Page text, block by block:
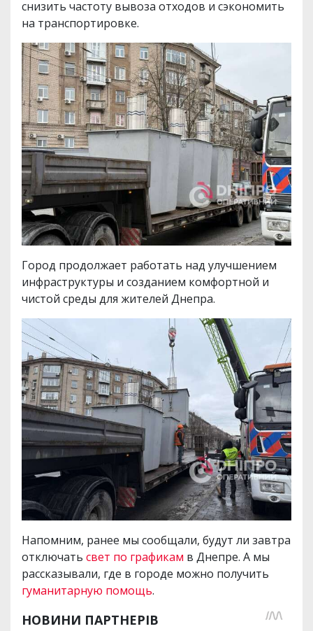
снизить частоту вывоза отходов и сэкономить
на транспортировке.
Город продолжает работать над улучшением
инфраструктуры и созданием комфортной и
чистой среды для жителей Днепра.
Напомним, ранее мы сообщали, будут ли завтра
отключать свет по графикам в Днепре. А мы
рассказывали, где в городе можно получить
гуманитарную помощь.